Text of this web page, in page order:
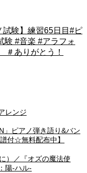
試験】練習65日目#ピ
験 #音楽 #アラフォ
ありがとう！
レンジ
」ピアノ弾き語り&バン
付☆無料配布中】
）／『オズの魔法使
陽-ハル-